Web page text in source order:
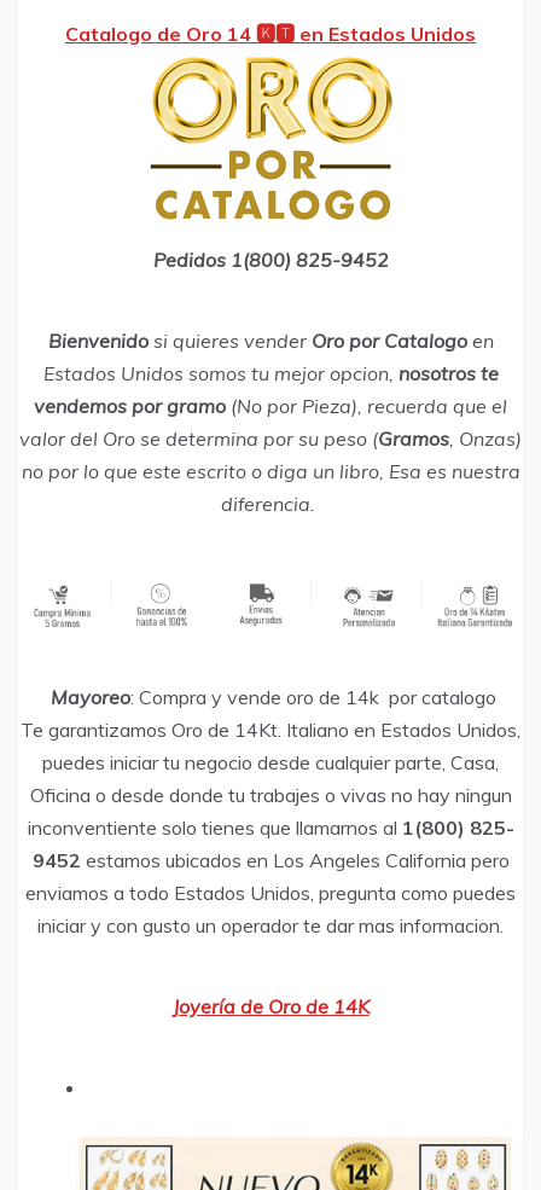
Catalogo de Oro 14 🅺🆃 en Estados Unidos
Pedidos 1(800) 825-9452
Bienvenidosi quieres vender Oro por Catalogoen
Estados Unidos somos tu mejor opcion, nosotros te
vendemos por gramo (No por Pieza), recuerda que el
valor del Oro se determina por su peso (Gramos , Onzas)
no por lo que este escrito o diga un libro, Esa es nuestra
diferencia.
Mayoreo: Compra y vende oro de 14k por catalogo
Te garantizamos Oro de 14Kt. Italiano en Estados Unidos,
puedes iniciar tu negocio desde cualquier parte, Casa,
Oficina o desde donde tu trabajes o vivas no hay ningun
inconventiente solo tienes que llamarnos al 1(800) 825-
9452 estamos ubicados en Los Angeles California pero
enviamos a todo Estados Unidos, pregunta como puedes
iniciar y con gusto un operador te dar mas informacion.
Joyería de Oro de 14K